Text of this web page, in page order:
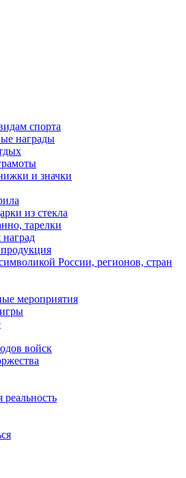
спорта
награды
и значки
из стекла
тарелки
России, регионов, стран
мероприятия
войск